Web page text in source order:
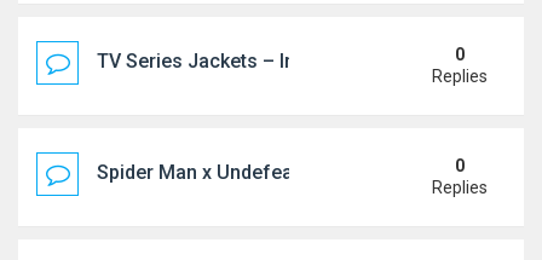
TV Series Jackets – Inspired by Iconic Television
0
Replies
Spider Man x Undefeated FW26 Varsity Jacket –
0
Replies